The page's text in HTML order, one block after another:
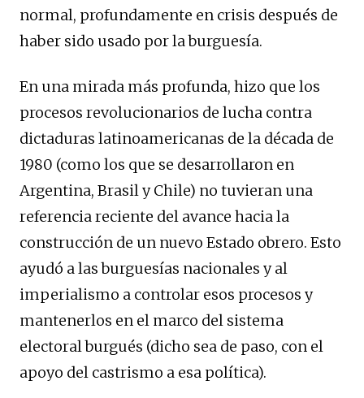
normal, profundamente en crisis después de
haber sido usado por la burguesía.
En una mirada más profunda, hizo que los
procesos revolucionarios de lucha contra
dictaduras latinoamericanas de la década de
1980 (como los que se desarrollaron en
Argentina, Brasil y Chile) no tuvieran una
referencia reciente del avance hacia la
construcción de un nuevo Estado obrero. Esto
ayudó a las burguesías nacionales y al
imperialismo a controlar esos procesos y
mantenerlos en el marco del sistema
electoral burgués (dicho sea de paso, con el
apoyo del castrismo a esa política).